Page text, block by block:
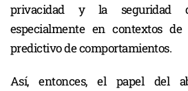
privacidad y la seguridad
especialmente en contextos
predictivo de comportamientos.
Así, entonces, el papel del